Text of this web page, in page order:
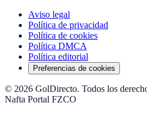
Aviso legal
Política de privacidad
Política de cookies
Política DMCA
Política editorial
Preferencias de cookies
© 2026 GolDirecto. Todos los
Nafta Portal FZCO